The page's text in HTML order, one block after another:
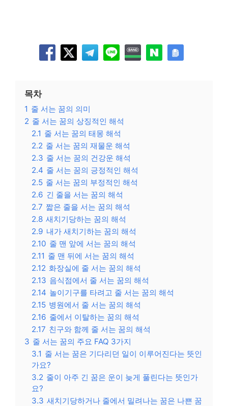
목차
1 줄 서는 꿈의 의미
2 줄 서는 꿈의 상징적인 해석
2.1 줄 서는 꿈의 태몽 해석
2.2 줄 서는 꿈의 재물운 해석
2.3 줄 서는 꿈의 건강운 해석
2.4 줄 서는 꿈의 긍정적인 해석
2.5 줄 서는 꿈의 부정적인 해석
2.6 긴 줄을 서는 꿈의 해석
2.7 짧은 줄을 서는 꿈의 해석
2.8 새치기당하는 꿈의 해석
2.9 내가 새치기하는 꿈의 해석
2.10 줄 맨 앞에 서는 꿈의 해석
2.11 줄 맨 뒤에 서는 꿈의 해석
2.12 화장실에 줄 서는 꿈의 해석
2.13 음식점에서 줄 서는 꿈의 해석
2.14 놀이기구를 타려고 줄 서는 꿈의 해석
2.15 병원에서 줄 서는 꿈의 해석
2.16 줄에서 이탈하는 꿈의 해석
2.17 친구와 함께 줄 서는 꿈의 해석
3 줄 서는 꿈의 주요 FAQ 3가지
3.1 줄 서는 꿈은 기다리던 일이 이루어진다는 뜻인
가요?
3.2 줄이 아주 긴 꿈은 운이 늦게 풀린다는 뜻인가
요?
3.3 새치기당하거나 줄에서 밀려나는 꿈은 나쁜 꿈